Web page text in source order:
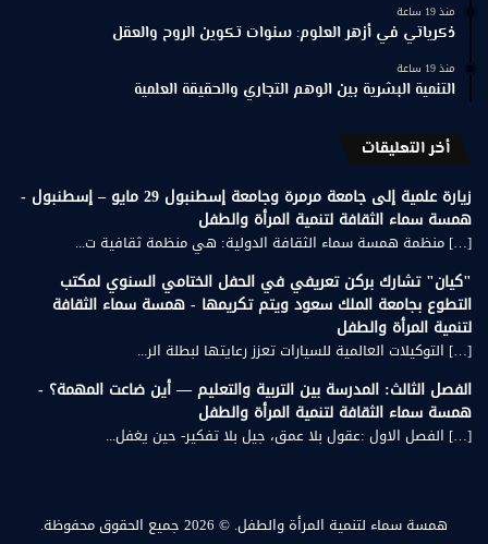
منذ 19 ساعة
ذكرياتي في أزهر العلوم: سنوات تكوين الروح والعقل
منذ 19 ساعة
التنمية البشرية بين الوهم التجاري والحقيقة العلمية
أخر التعليقات
زيارة علمية إلى جامعة مرمرة وجامعة إسطنبول 29 مايو – إسطنبول -
همسة سماء الثقافة لتنمية المرأة والطفل
[…] منظمة همسة سماء الثقافة الدولية: هي منظمة ثقافية ت...
"كيان" تشارك بركن تعريفي في الحفل الختامي السنوي لمكتب
التطوع بجامعة الملك سعود ويتم تكريمها - همسة سماء الثقافة
لتنمية المرأة والطفل
[…] التوكيلات العالمية للسيارات تعزز رعايتها لبطلة الر...
الفصل الثالث: المدرسة بين التربية والتعليم — أين ضاعت المهمة؟ -
همسة سماء الثقافة لتنمية المرأة والطفل
[…] الفصل الاول :عقول بلا عمق، جيل بلا تفكير- حين يغفل...
همسة سماء لتنمية المرأة والطفل. © 2026 جميع الحقوق محفوظة.